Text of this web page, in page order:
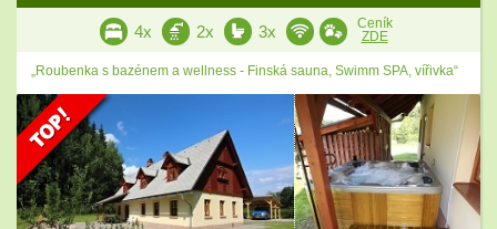
4x 2x 3x
Ceník
ZDE
„Roubenka s bazénem a wellness - Finská sauna, Swimm SPA, vířivka“